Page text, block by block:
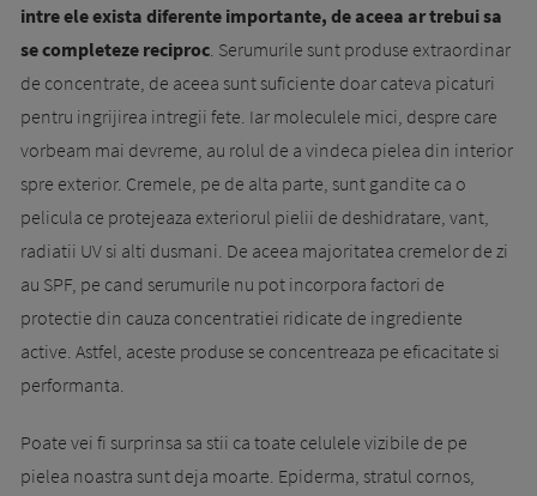
intre ele exista diferente importante, de aceea ar trebui sa
se completeze reciproc. Serumurile sunt produse extraordinar
de concentrate, de aceea sunt suficiente doar cateva picaturi
pentru ingrijirea intregii fete. Iar moleculele mici, despre care
vorbeam mai devreme, au rolul de a vindeca pielea din interior
spre exterior. Cremele, pe de alta parte, sunt gandite ca o
pelicula ce protejeaza exteriorul pielii de deshidratare, vant,
radiatii UV si alti dusmani. De aceea majoritatea cremelor de zi
au SPF, pe cand serumurile nu pot incorpora factori de
protectie din cauza concentratiei ridicate de ingrediente
active. Astfel, aceste produse se concentreaza pe eficacitate si
performanta.
Poate vei fi surprinsa sa stii ca toate celulele vizibile de pe
pielea noastra sunt deja moarte. Epiderma, stratul cornos,